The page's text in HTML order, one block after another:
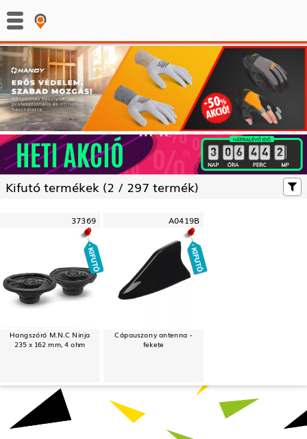
: :
Kifutó termékek (2 / 297 termék)
37369
Hangszóró M.N.C Ninja
235 x 162 mm, 4 ohm
A0419B
Cápauszony antenna -
fekete